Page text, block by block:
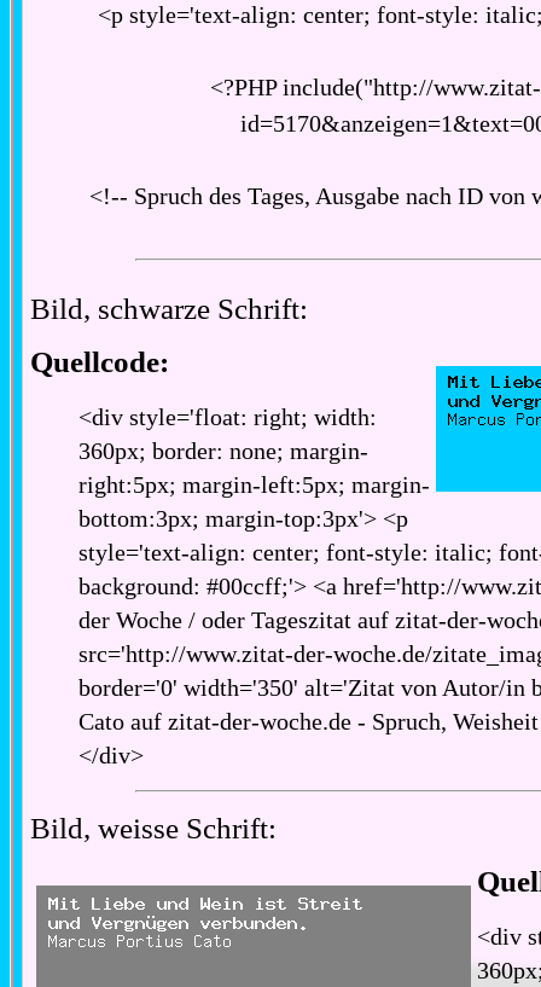
<p style='text-align: center; font-style:
<?PHP include("http://
<!-- Spruch des Tages, Ausgabe nach ID
Bild, schwarze Schrift:
Quellcode:
<div style='float: right; width:
360px; border: none; margin-
right:5px; margin-left:5px; margin-
bottom:3px; margin-top:3px'> <p
style='text-align: center; font-style: italic;
background: #00ccff;'> <a href='http://
der Woche / oder Tageszitat auf zitat-der-
src='http://www.zitat-der-woche.de/
border='0' width='350' alt='Zitat von Autor/in
Cato auf zitat-der-woche.de - Spruch,
</div>
Bild, weisse Schrift:
<div